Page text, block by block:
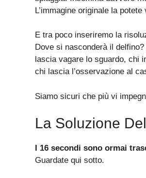
L’immagine originale la
E tra poco inseriremo la
Dove si nasconderà il
lascia vagare lo sguardo, chi
chi lascia l’osservazione al
Siamo sicuri che più vi
La Soluzione
I 16 secondi sono ormai
Guardate qui sotto.